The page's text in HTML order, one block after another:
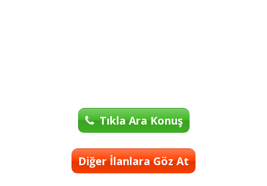
Tıkla Ara Konuş
Diğer İlanlara Göz At